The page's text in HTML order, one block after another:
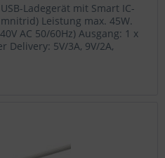
Ladegerät mit Smart IC-
Leistung max. 45W.
AC 50/60Hz) Ausgang: 1 x
Delivery: 5V/3A, 9V/2A,